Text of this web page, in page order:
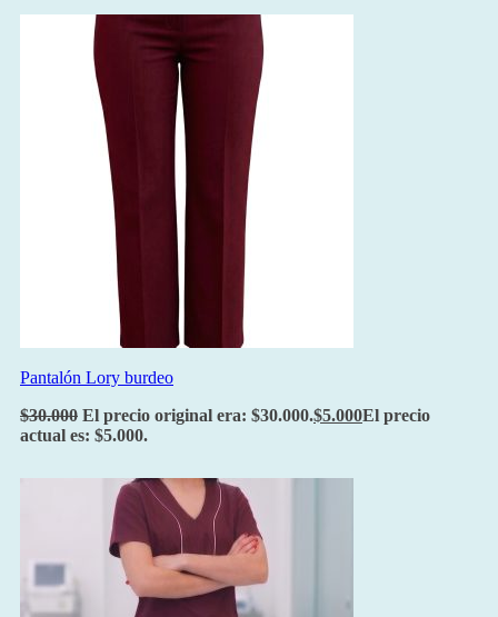
Pantalón Lory burdeo
$30.000 El precio original era: $30.000.$5.000El precio
actual es: $5.000.